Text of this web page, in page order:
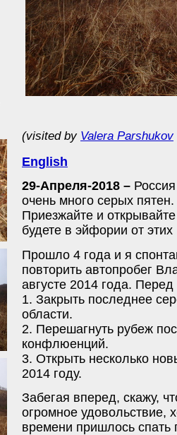
(visited by Valera Parshukov
English
29-Апреля-2018 –
очень много серых
Приезжайте и
будете в эйфории от
Прошло 4 года и я
повторить автопробег
августе 2014 года.
1. Закрыть последнее
области.
2. Перешагнуть рубеж
конфлюенций.
3. Открыть несколько
2014 году.
Забегая вперед, скажу,
огромное удовольствие,
времени пришлось спать